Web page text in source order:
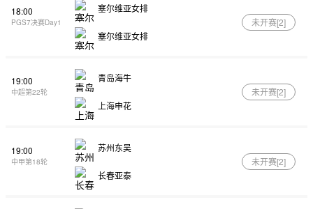
18:00
PGS7决赛Day1
塞尔维亚女排
塞尔维亚女排
未开赛[2]
19:00
中超第22轮
青岛海牛
上海申花
未开赛[2]
19:00
中甲第18轮
苏州东吴
长春亚泰
未开赛[2]